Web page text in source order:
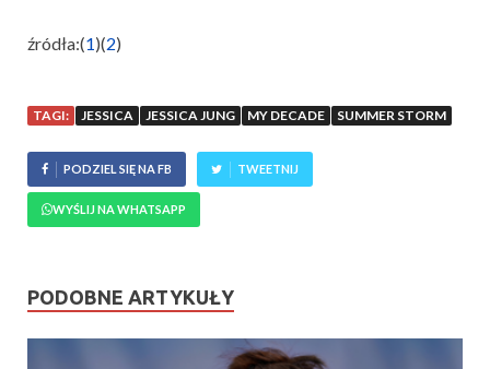
źródła:(1)(2)
TAGI: JESSICA JESSICA JUNG MY DECADE SUMMER STORM
PODZIEL SIĘ NA FB TWEETNIJ
WYŚLIJ NA WHATSAPP
PODOBNE ARTYKUŁY